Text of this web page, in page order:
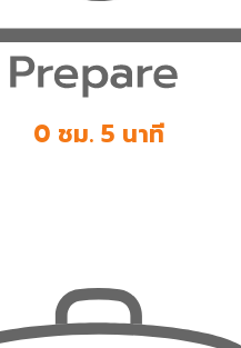
0 ชม. 5 นาที